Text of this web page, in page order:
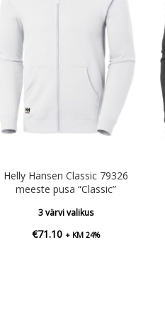
Helly Hansen Classic 79326
meeste pusa “Classic”
3 värvi valikus
€71.10 + KM 24%